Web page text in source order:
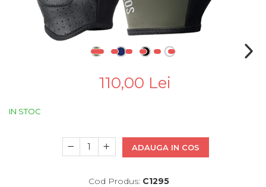
Pinioane
Placute Frana
Sei Bicicleta
Portbagaje
110,00 Lei
IN STOC
ADAUGA IN COS
Cod Produs: C1295